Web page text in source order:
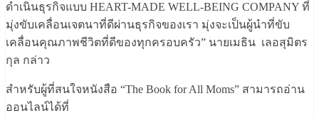
ดำเนินธุรกิจแบบ HEART-MADE WELL-BEING COMPANY ที่
มุ่งขับเคลื่อนเจตนาที่ดีผ่านธุรกิจของเรา มุ่งจะเป็นผู้นำที่ขับ
เคลื่อนคุณภาพชีวิตที่ดีของทุกครอบครัว” นายเมธิน เลอสุมิตร
กุล กล่าว
สำหรับผู้ที่สนใจหนังสือ “The Book for All Moms” สามารถอ่าน
ออนไลน์ได้ที่